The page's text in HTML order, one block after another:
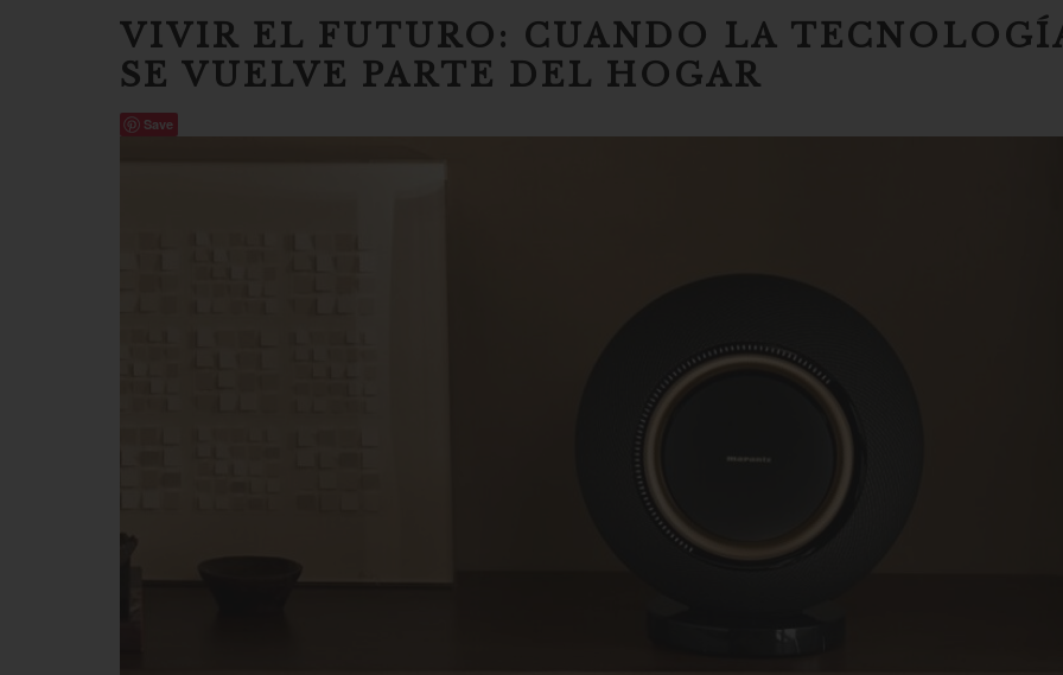
VIVIR EL FUTURO: CUANDO LA
SE VUELVE PARTE DEL HOGAR
Save